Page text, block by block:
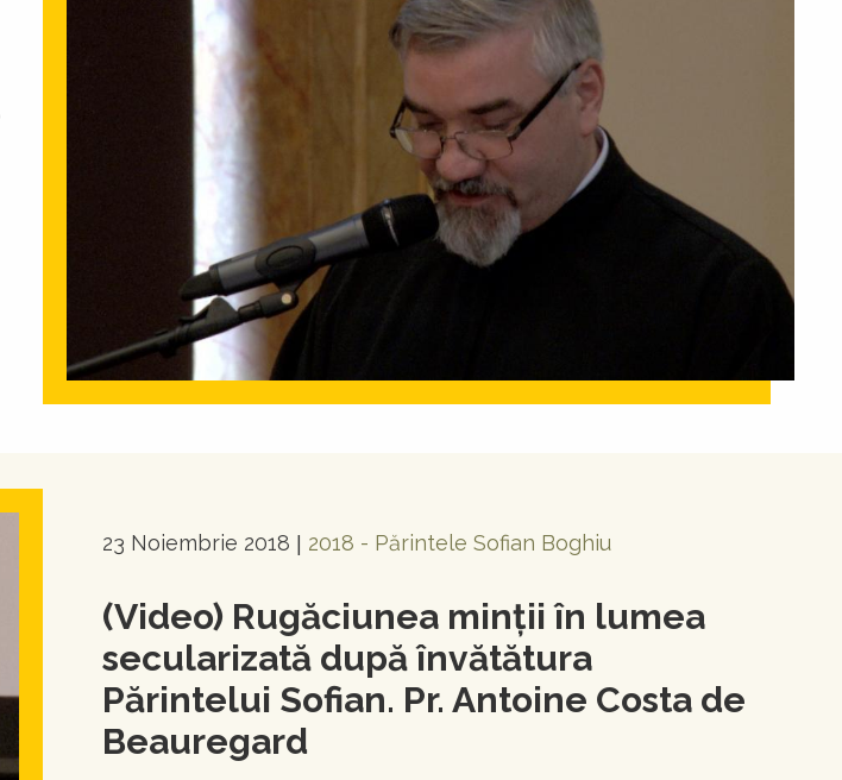
23 Noiembrie 2018 | 2018 - Părintele Sofian Boghiu
(Video) Rugăciunea minții în lumea
secularizată după învătătura
Părintelui Sofian. Pr. Antoine Costa de
Beauregard